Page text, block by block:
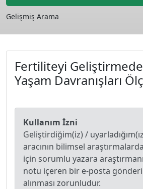
Gelişmiş Arama
Fertiliteyi Geliştirmede
Yaşam Davranışları
Kullanım İzni
Geliştirdiğim(iz) /
aracının bilimsel
için sorumlu yazara
notu içeren bir e-posta
alınması zorunludur.